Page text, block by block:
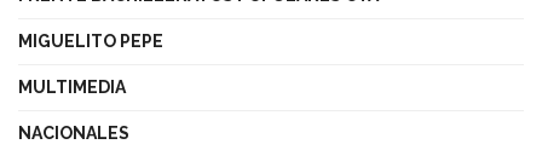
MIGUELITO PEPE
MULTIMEDIA
NACIONALES